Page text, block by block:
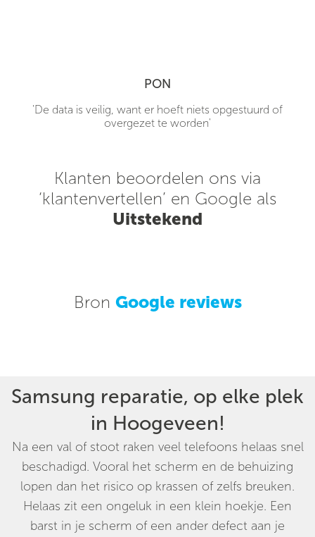
PON
'De data is veilig, want er hoeft niets opgestuurd of
overgezet te worden'
Klanten beoordelen ons via
‘klantenvertellen’ en Google als
Uitstekend
Bron Google reviews
Samsung reparatie, op elke plek
in Hoogeveen!
Na een val of stoot raken veel telefoons helaas snel
beschadigd. Vooral het scherm en de behuizing
lopen dan het risico op krassen of zelfs breuken.
Helaas zit een ongeluk in een klein hoekje. Een
barst in je scherm of een ander defect aan je